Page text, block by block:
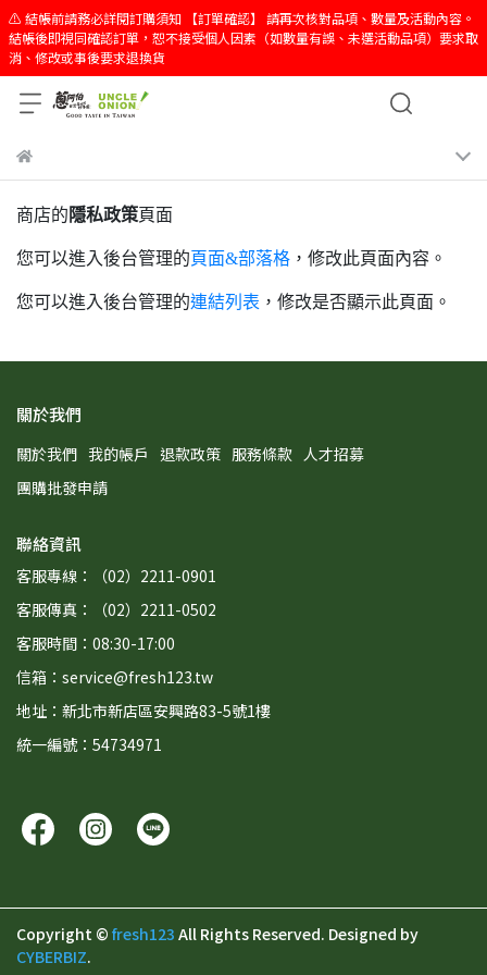
⚠️ 結帳前請務必詳閱訂購須知 【訂單確認】 請再次核對品項、數量及活動內容。
結帳後即視同確認訂單，恕不接受個人因素（如數量有誤、未選活動品項）要求取
消、修改或事後要求退換貨
商店的 隱私政策頁面
您可以進入後台管理的頁面&部落格 ，修改此頁面內容。
您可以進入後台管理的連結列表 ，修改是否顯示此頁面。
關於我們
關於我們 我的帳戶 退款政策 服務條款 人才招募
團購批發申請
聯絡資訊
客服專線：（02）2211-0901
客服傳真：（02）2211-0502
客服時間：08:30-17:00
信箱：service@fresh123.tw
地址：新北市新店區安興路83-5號1樓
統一編號：54734971
Copyright © fresh123 All Rights Reserved. Designed by
CYBERBIZ.